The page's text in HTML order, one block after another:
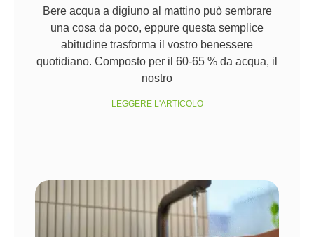
Bere acqua a digiuno al mattino può sembrare
una cosa da poco, eppure questa semplice
abitudine trasforma il vostro benessere
quotidiano. Composto per il 60-65 % da acqua, il
nostro
LEGGERE L'ARTICOLO